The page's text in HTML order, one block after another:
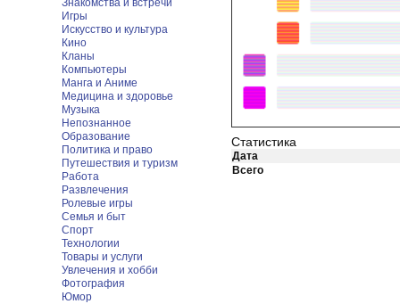
Знакомства и встречи
Игры
Искусство и культура
Кино
Кланы
Компьютеры
Манга и Аниме
Медицина и здоровье
Музыка
Непознанное
Образование
Политика и право
Путешествия и туризм
Работа
Развлечения
Ролевые игры
Семья и быт
Спорт
Технологии
Товары и услуги
Увлечения и хобби
Фотография
Юмор
Статистика
Дата
Всего